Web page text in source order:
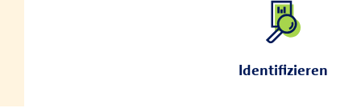
Identifizieren
Für die endgültige Freischaltung gibt es zwei Wege:
Ident mit Ihrem Smartphone bei unseren Partner
einen Freischaltcode per